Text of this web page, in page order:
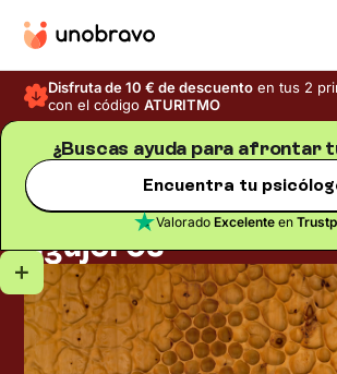
Disfruta de 10 € de descuento en tus 2
con el códigoATURITMO
¿Buscas ayuda para afrontar
Encuentra tu
Valorado Excelenteen
Blog
Tripofobia: el
agujeros